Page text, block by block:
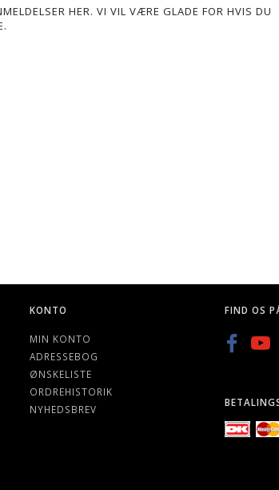
HER. VI VIL VÆRE GLADE FOR HVIS DU
KONTO
MIN KONTO
ADRESSEBOG
ØNSKELISTE
ORDREHISTORIK
NYHEDSBREV
FIND OS